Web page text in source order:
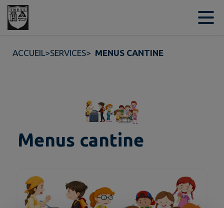
Contenu
ACCUEIL>SERVICES> MENUS CANTINE
Menus cantine